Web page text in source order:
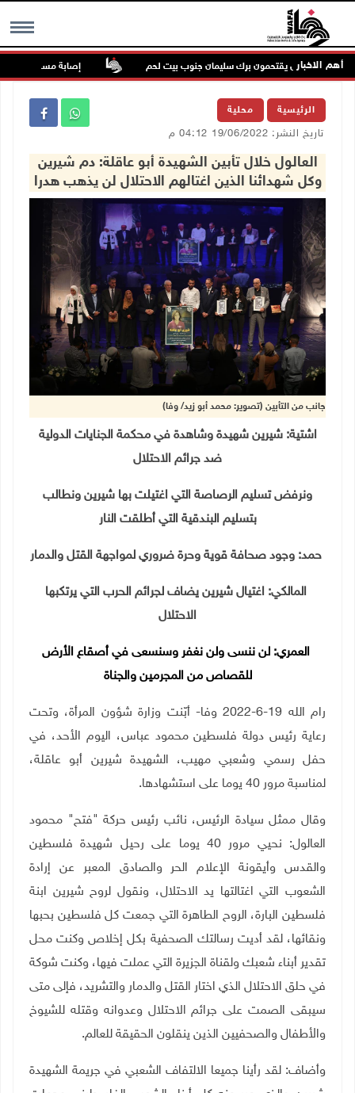
MENU أهم الاخباريقتحمون برك سليمان جنوب بيت لحم إصابة مسن بجروح ورضوض إثر
الرئيسية محلية
تاريخ النشر: 19/06/2022 04:12 م
العالول خلال تأبين الشهيدة أبو عاقلة: دم شيرين
وكل شهدائنا الذين اغتالهم الاحتلال لن يذهب هدرا
جانب من التأبين (تصوير: محمد أبو زيد/ وفا)
اشتية: شيرين شهيدة وشاهدة في محكمة الجنايات الدولية
ضد جرائم الاحتلال
ونرفض تسليم الرصاصة التي اغتيلت بها شيرين ونطالب
بتسليم البندقية التي أطلقت النار
حمد: وجود صحافة قوية وحرة ضروري لمواجهة القتل والدمار
المالكي: اغتيال شيرين يضاف لجرائم الحرب التي يرتكبها
الاحتلال
العمري: لن ننسى ولن نغفر وسنسعى في أصقاع الأرض
للقصاص من المجرمين والجناة
رام الله 19-6-2022 وفا- أبّنت وزارة شؤون المرأة، وتحت
رعاية رئيس دولة فلسطين محمود عباس، اليوم الأحد، في
حفل رسمي وشعبي مهيب، الشهيدة شيرين أبو عاقلة،
لمناسبة مرور 40 يوما على استشهادها.
وقال ممثل سيادة الرئيس، نائب رئيس حركة "فتح" محمود
العالول: نحيي مرور 40 يوما على رحيل شهيدة فلسطين
والقدس وأيقونة الإعلام الحر والصادق المعبر عن إرادة
الشعوب التي اغتالتها يد الاحتلال، ونقول لروح شيرين ابنة
فلسطين البارة، الروح الطاهرة التي جمعت كل فلسطين بحبها
ونقائها، لقد أديت رسالتك الصحفية بكل إخلاص وكنت محل
تقدير أبناء شعبك ولقناة الجزيرة التي عملت فيها، وكنت شوكة
في حلق الاحتلال الذي اختار القتل والدمار والتشريد، فإلى متى
سيبقى الصمت على جرائم الاحتلال وعدوانه وقتله للشيوخ
والأطفال والصحفيين الذين ينقلون الحقيقة للعالم.
وأضاف: لقد رأينا جميعا الالتفاف الشعبي في جريمة الشهيدة